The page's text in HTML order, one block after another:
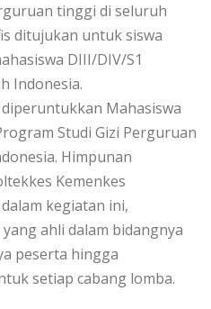
tinggi di seluruh
ditujukan untuk siswa
DIII/DIV/S1
Indonesia.
diperuntukkan Mahasiswa
Studi Gizi Perguruan
Himpunan
Kemenkes
kegiatan ini,
ahli dalam bidangnya
peserta hingga
setiap cabang lomba.